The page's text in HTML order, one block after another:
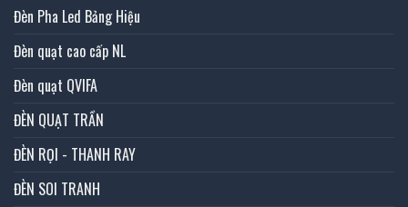
Đèn Pha Led Bảng Hiệu
Đèn quạt cao cấp NL
Đèn quạt QVIFA
ĐÈN QUẠT TRẦN
ĐÈN RỌI - THANH RAY
ĐÈN SOI TRANH